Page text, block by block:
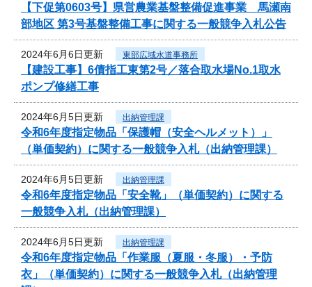
【下促第0603号】県営農業基盤整備促進事業 馬瀬南
部地区 第3号基盤整備工事に関する一般競争入札公告
2024年6月6日更新 東部広域水道事務所
【建設工事】6債指工東第2号／落合取水場No.1取水
ポンプ修繕工事
2024年6月5日更新 出納管理課
令和6年度指定物品「保護帽（安全ヘルメット）」
（単価契約）に関する一般競争入札（出納管理課）
2024年6月5日更新 出納管理課
令和6年度指定物品「安全靴」（単価契約）に関する
一般競争入札（出納管理課）
2024年6月5日更新 出納管理課
令和6年度指定物品「作業服（夏服・冬服）・予防
衣」（単価契約）に関する一般競争入札（出納管理